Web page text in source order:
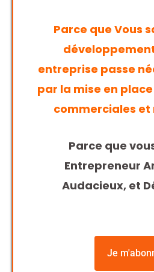
Parce que Vous
entreprise passe
par la mise en
commerciales
Parce que
Entrepreneur
Audacieux, et
Je